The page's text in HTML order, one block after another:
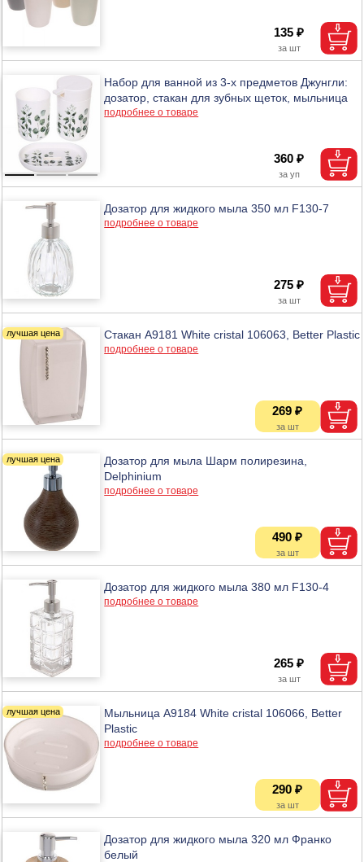
135 ₽
Набор для ванной из 3-х предметов Джунгли:
дозатор, стакан для зубных щеток, мыльница
подробнее о товаре
360 ₽
Дозатор для жидкого мыла 350 мл F130-7
подробнее о товаре
275 ₽
Стакан A9181 White cristal 106063, Better Plastic
подробнее о товаре
269 ₽
Дозатор для мыла Шарм полирезина,
Delphinium
подробнее о товаре
490 ₽
Дозатор для жидкого мыла 380 мл F130-4
подробнее о товаре
265 ₽
Мыльница A9184 White cristal 106066, Better
Plastic
подробнее о товаре
290 ₽
Дозатор для жидкого мыла 320 мл Франко
белый